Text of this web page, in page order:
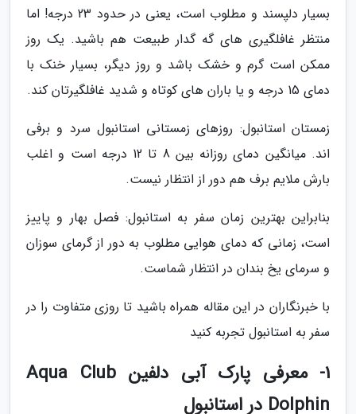
بسیار دلپسند و مطلوب است، یعنی در حدود 23 درجه! اما
منتظر غافلگیری های گه گدار طبیعت هم باشید. یک روز
ممکن است گرم و خشک باشد و روز دیگر، بسیار خنک با
دمای 15 درجه و یا باران های کوتاه و شدید غافلگیرتان کند.
زمستان استانبول: روزهای زمستانی استانبول سرد و برفی
اند. میانگین دمای روزانه بین 8 تا 12 درجه است و اغلب
بارش ملایم برف هم دور از انتظار نیست.
بنابراین بهترین زمان سفر به استانبول: فصل بهار و پاییز
است، زمانی که دمای هوایی مطلوب به دور از گرمای سوزان
و سرمای یخ بندان در انتظار شماست.
با خبرنگاران در این مقاله همراه باشید تا روزی متفاوت را در
سفر به استانبول تجربه کنید
1- معرفی پارک آبی دلفین Aqua Club
Dolphin در استانبول